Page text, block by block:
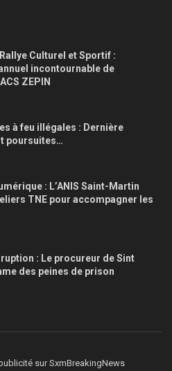
Culturel et Sportif :
incontournable de
ZEPIN
à feu illégales : Dernière
poursuites…
: L’ANIS Saint-Martin
TNE pour accompagner les
: Le procureur de Sint
des peines de prison
sur SxmBreakingNews